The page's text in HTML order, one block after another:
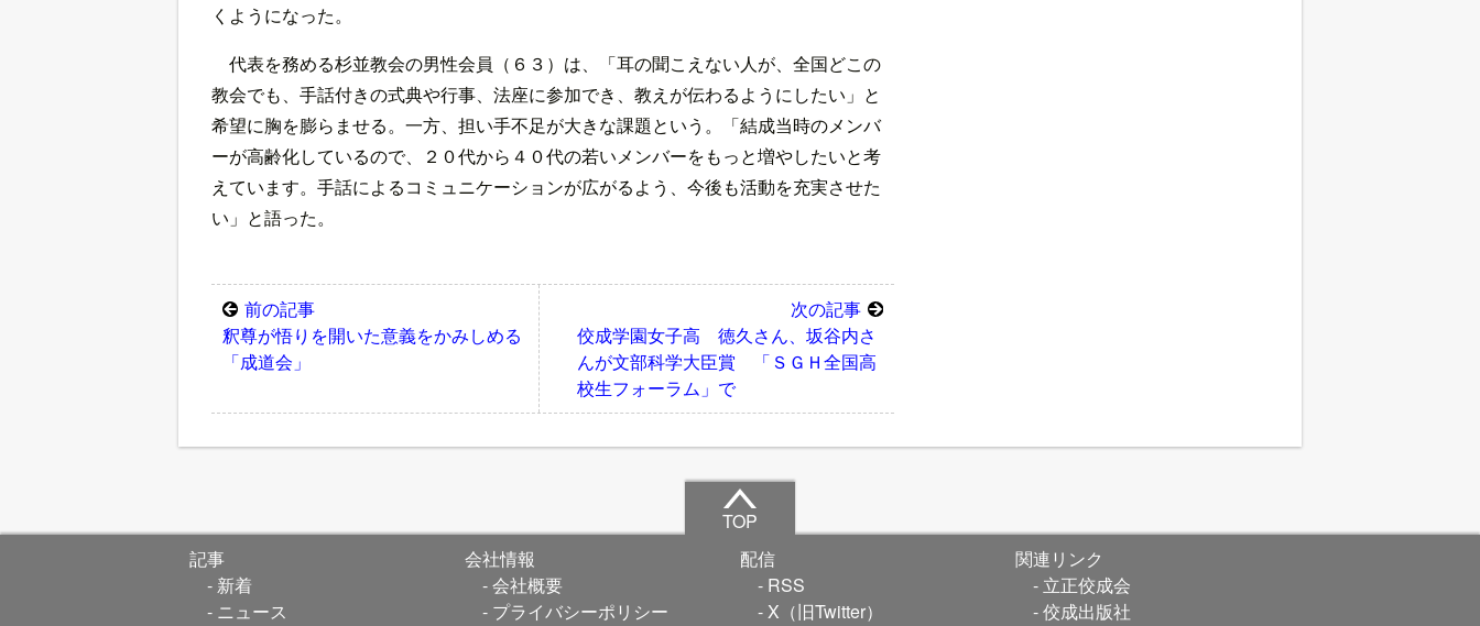
くようになった。
代表を務める杉並教会の男性会員（６３）は、「耳の聞こえない人が、全国どこの
教会でも、手話付きの式典や行事、法座に参加でき、教えが伝わるようにしたい」と
希望に胸を膨らませる。一方、担い手不足が大きな課題という。「結成当時のメンバ
ーが高齢化しているので、２０代から４０代の若いメンバーをもっと増やしたいと考
えています。手話によるコミュニケーションが広がるよう、今後も活動を充実させた
い」と語った。
前の記事
釈尊が悟りを開いた意義をかみしめる
「成道会」
次の記事
佼成学園女子高 徳久さん、坂谷内さ
んが文部科学大臣賞 「ＳＧＨ全国高
校生フォーラム」で
TOP
記事
新着
ニュース
会社情報
会社概要
プライバシーポリシー
配信
RSS
X（旧Twitter）
関連リンク
立正佼成会
佼成出版社